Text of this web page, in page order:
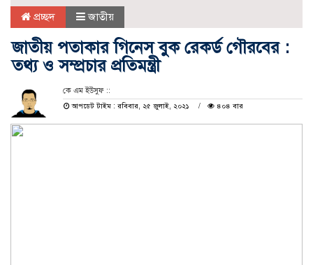
প্রচ্ছদ জাতীয়
জাতীয় পতাকার গিনেস বুক রেকর্ড গৌরবের :
তথ্য ও সম্প্রচার প্রতিমন্ত্রী
কে এম ইউসুফ ::
আপডেট টাইম : রবিবার, ২৫ জুলাই, ২০২১
৪০৪ বার